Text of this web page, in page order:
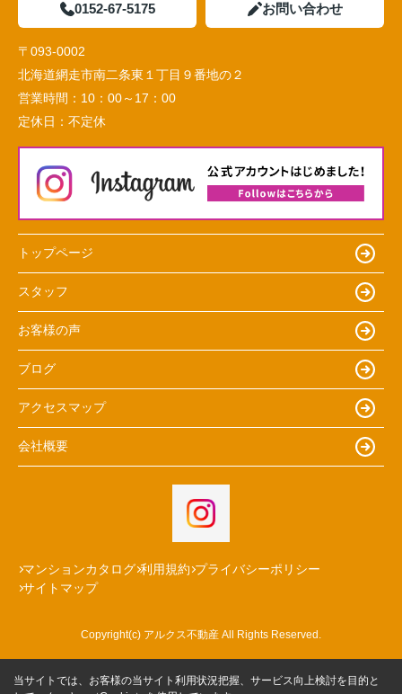
0152-67-5175 お問い合わせ
〒093-0002
北海道網走市南二条東１丁目９番地の２
営業時間： 10：00～17：00
定休日： 不定休
トップページ
スタッフ
お客様の声
ブログ
アクセスマップ
会社概要
マンションカタログ 利用規約 プライバシーポリシー
サイトマップ
Copyright(c) アルクス不動産 All Rights Reserved.
当サイトでは、お客様の当サイト利用状況把握、サービス向上検討を目的と